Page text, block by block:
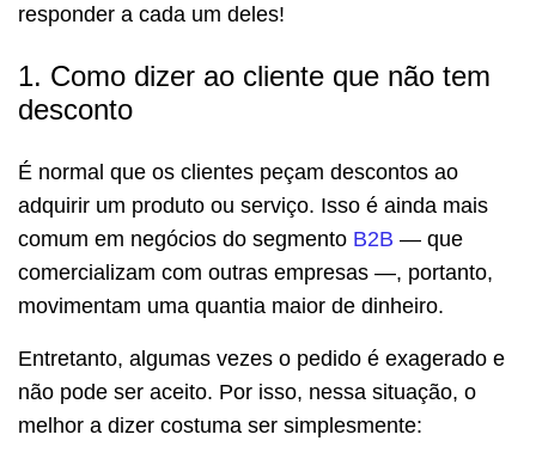
responder a cada um deles!
1. Como dizer ao cliente que não tem
desconto
É normal que os clientes peçam descontos ao
adquirir um produto ou serviço. Isso é ainda mais
comum em negócios do segmento B2B — que
comercializam com outras empresas —, portanto,
movimentam uma quantia maior de dinheiro.
Entretanto, algumas vezes o pedido é exagerado e
não pode ser aceito. Por isso, nessa situação, o
melhor a dizer costuma ser simplesmente: